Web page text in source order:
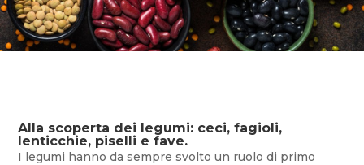
Alla scoperta dei legumi: ceci, fagioli,
lenticchie, piselli e fave.
I legumi hanno da sempre svolto un ruolo di primo